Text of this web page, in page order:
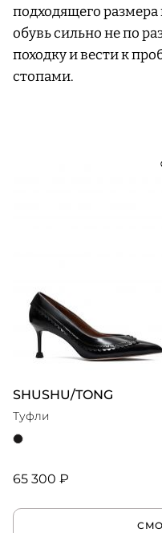
подходящего
обувь сильно не по
походку и вести к
стопами.
SHUSHU/TONG
Туфли
65 300 ₽